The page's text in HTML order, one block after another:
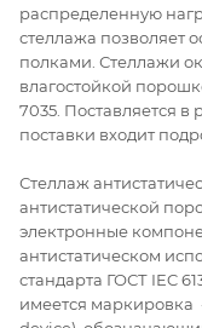
распределенную
стеллажа позволяет
полками. Стеллажи
влагостойкой
7035. Поставляется
поставки входит
Стеллаж
антистатической
электронные
антистатическом
стандарта ГОСТ IEC
имеется маркировка